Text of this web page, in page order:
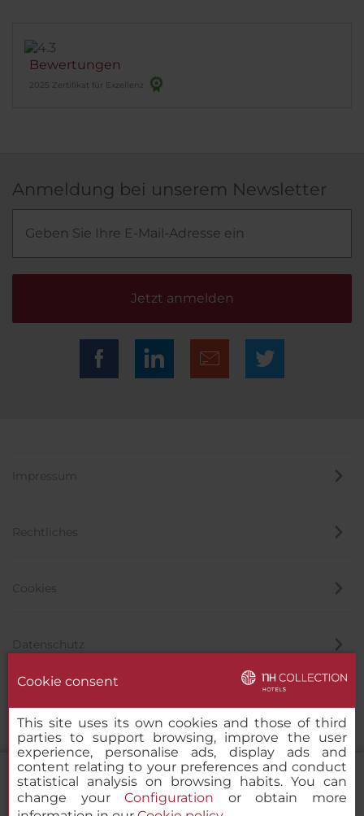
Bewertungen
2025 Zertifikat für Exzellenz
Anmeldung bei unserem Newsletter
Jetzt anmelden
Impressum
Rechtliches
Cookies
Datenschutz
Cookie consent
This site uses its own cookies and those of third
parties to support browsing, improve the user
experience, personalise ads, display ads and
content relating to your preferences and conduct
statistical analysis on browsing habits. You can
change yourConfiguration or obtain more